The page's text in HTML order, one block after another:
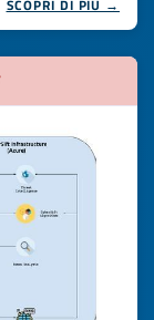
SCOPRI DI PIÙ →